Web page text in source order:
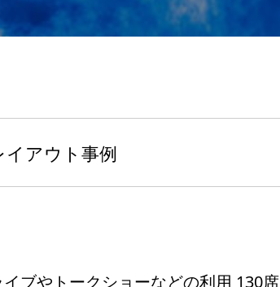
アウト事例
ブやトークショーなどの利用 130席